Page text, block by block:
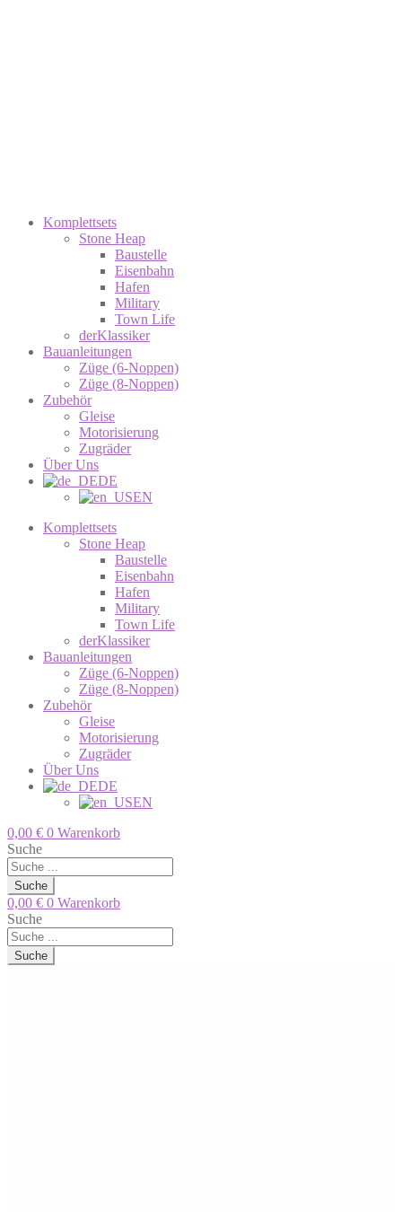
Komplettsets
Stone Heap
Baustelle
Eisenbahn
Hafen
Military
Town Life
derKlassiker
Bauanleitungen
Züge (6-Noppen)
Züge (8-Noppen)
Zubehör
Gleise
Motorisierung
Zugräder
Über Uns
DE
EN
Komplettsets
Stone Heap
Baustelle
Eisenbahn
Hafen
Military
Town Life
derKlassiker
Bauanleitungen
Züge (6-Noppen)
Züge (8-Noppen)
Zubehör
Gleise
Motorisierung
Zugräder
Über Uns
DE
EN
0,00 € 0 Warenkorb
Suche
Suche
0,00 € 0 Warenkorb
Suche
Suche